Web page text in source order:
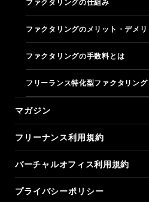
ファクタリングの仕組み
ファクタリングのメリット・デメリ
ファクタリングの手数料とは
フリーランス特化型ファクタリング
マガジン
フリーナンス利用規約
バーチャルオフィス利用規約
プライバシーポリシー